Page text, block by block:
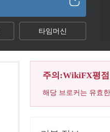
타임머신
주의:WikiFX평
해당 브로커는 유효